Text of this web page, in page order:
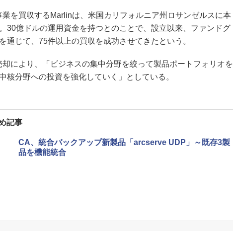
を買収するMarlinは、米国カリフォルニア州ロサンゼルスに本
30億ドルの運用資金を持つとのことで、設立以来、ファンドグ
通じて、75件以上の買収を成功させてきたという。
により、「ビジネスの集中分野を絞って製品ポートフォリオを
核分野への投資を強化していく」としている。
記事
CA、統合バックアップ新製品「arcserve UDP」～既存3製
品を機能統合